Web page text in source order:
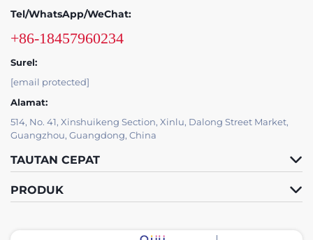
Tel/WhatsApp/WeChat:
+86-18457960234
Surel:
[email protected]
Alamat:
514, No. 41, Xinshuikeng Section, Xinlu, Dalong Street Market,
Guangzhou, Guangdong, China
TAUTAN CEPAT
PRODUK